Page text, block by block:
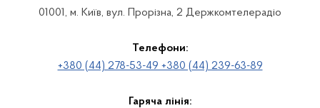
01001, м. Київ, вул. Прорізна, 2 Держкомтелерадіо
Телефони:
+380 (44) 278-53-49 +380 (44) 239-63-89
Гаряча лінія: